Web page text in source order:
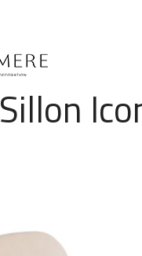
Sillon